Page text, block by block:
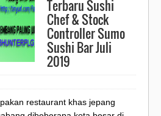
Terbaru Sushi
Chef & Stock
Controller Sumo
Sushi Bar Juli
2019
restaurant khas jepang